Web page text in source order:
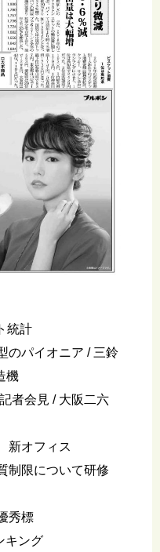
統計
パイオニア / 三鈴
機
者会見 / 大阪二六
新オフィス
制限について研修
秀標
キング